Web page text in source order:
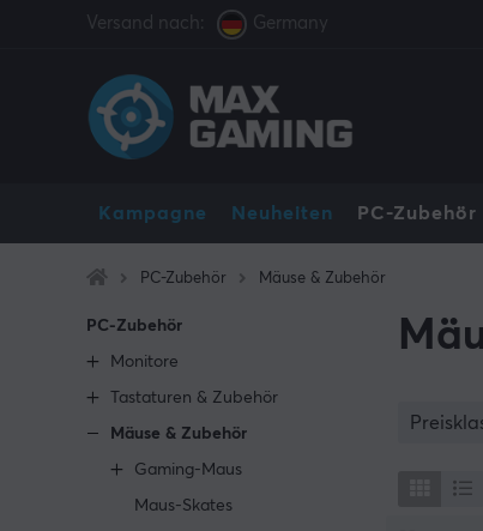
Versand nach: Germany
Kampagne Neuheiten PC-Zubehör
PC-Zubehör Mäuse & Zubehör
PC-Zubehör
Monitore
Tastaturen & Zubehör
Mäuse & Zubehör
Gaming-Maus
Maus-Skates